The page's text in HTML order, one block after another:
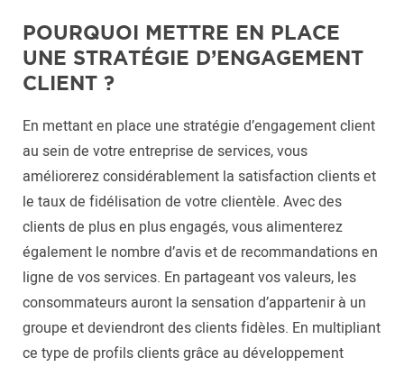
POURQUOI METTRE EN PLACE
UNE STRATÉGIE D’ENGAGEMENT
CLIENT ?
En mettant en place une stratégie d’engagement client
au sein de votre entreprise de services, vous
améliorerez considérablement la satisfaction clients et
le taux de fidélisation de votre clientèle. Avec des
clients de plus en plus engagés, vous alimenterez
également le nombre d’avis et de recommandations en
ligne de vos services. En partageant vos valeurs, les
consommateurs auront la sensation d’appartenir à un
groupe et deviendront des clients fidèles. En multipliant
ce type de profils clients grâce au développement